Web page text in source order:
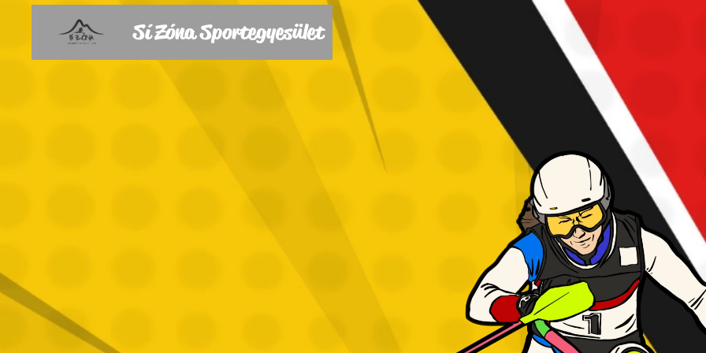
Sí Zóna Sportegyesület